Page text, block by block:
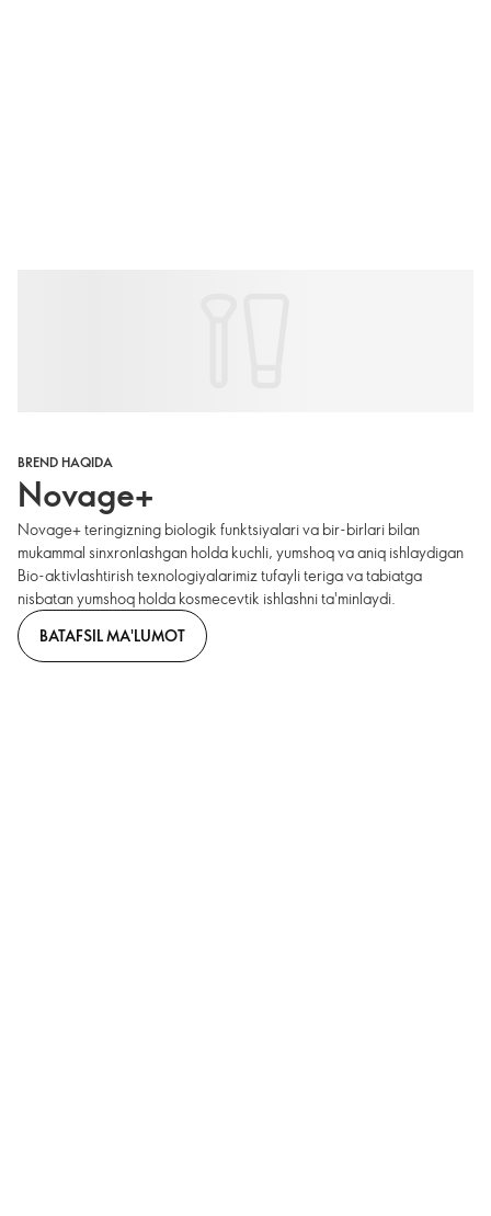
BREND HAQIDA
Novage+
Novage+ teringizning biologik funktsiyalari va bir-birlari bilan
mukammal sinxronlashgan holda kuchli, yumshoq va aniq ishlaydigan
Bio-aktivlashtirish texnologiyalarimiz tufayli teriga va tabiatga
nisbatan yumshoq holda kosmecevtik ishlashni ta'minlaydi.
BATAFSIL MA'LUMOT